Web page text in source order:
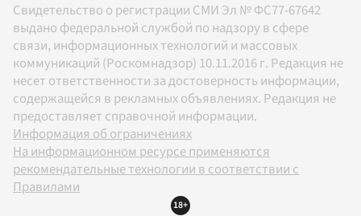
Свидетельство о регистрации СМИ Эл № ФС77-67642
выдано федеральной службой по надзору в сфере
связи, информационных технологий и массовых
коммуникаций (Роскомнадзор) 10.11.2016 г. Редакция не
несет ответственности за достоверность информации,
содержащейся в рекламных объявлениях. Редакция не
предоставляет справочной информации.
Информация об ограничениях
На информационном ресурсе применяются
рекомендательные технологии в соответствии с
Правилами
18+